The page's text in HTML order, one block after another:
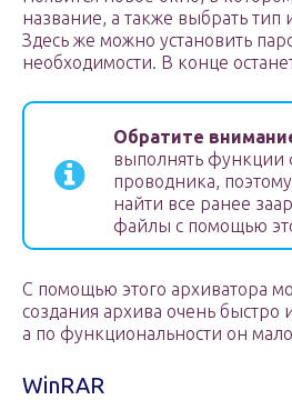
название, а также выбрать тип
Здесь же можно установить
необходимости. В конце
Обратите
выполнять функции
проводника,
найти все ранее
файлы с помощью
С помощью этого архиватора
создания архива очень быстро
а по функциональности он мало
WinRAR